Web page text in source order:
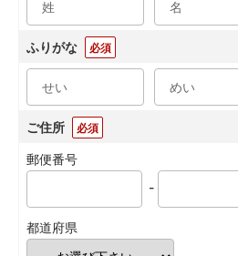
ふりがな 必須
ご住所 必須
郵便番号
-
都道府県